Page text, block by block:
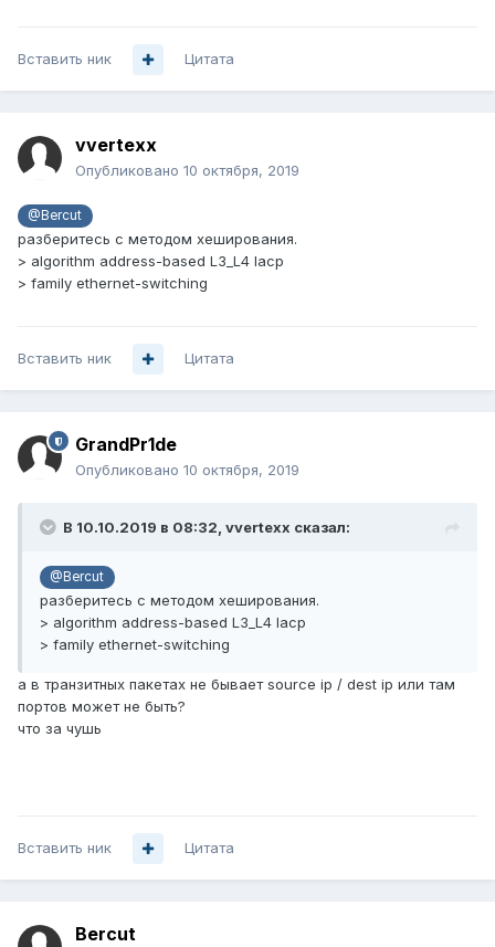
Вставить ник Цитата
vvertexx
Опубликовано 10 октября, 2019
@Bercut
разберитесь с методом хеширования.
> algorithm address-based L3_L4 lacp
> family ethernet-switching
Вставить ник Цитата
GrandPr1de
Опубликовано 10 октября, 2019
В 10.10.2019 в 08:32, vvertexx сказал:
@Bercut
разберитесь с методом хеширования.
> algorithm address-based L3_L4 lacp
> family ethernet-switching
а в транзитных пакетах не бывает source ip / dest ip или там
портов может не быть?
что за чушь
Вставить ник Цитата
Bercut